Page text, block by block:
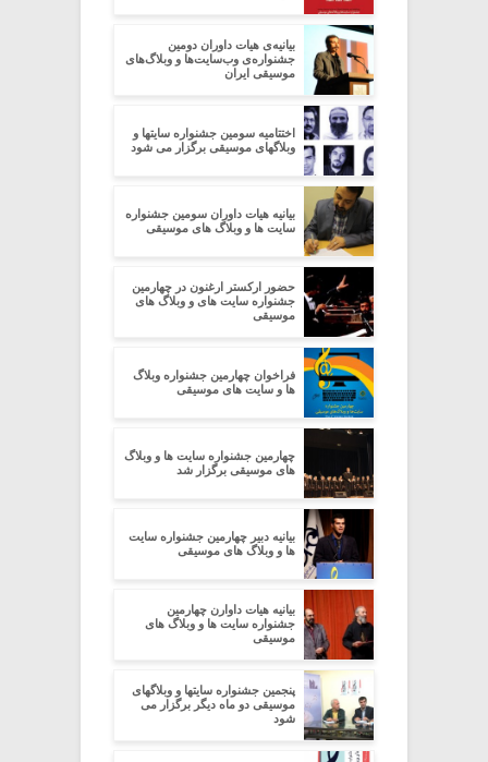
بیانیه‌ی هیات داوران دومین
جشنواره‌ی وب‌سایت‌ها و وبلاگ‌های
موسیقی ایران
اختتامیه سومین جشنواره سایتها و
وبلاگهای موسیقی برگزار می شود
بیانیه هیات داوران سومین جشنواره
سایت ها و وبلاگ های موسیقی
حضور ارکستر ارغنون در چهارمین
جشنواره سایت های و وبلاگ های
موسیقی
فراخوان چهارمین جشنواره وبلاگ
ها و سایت های موسیقی
چهارمین جشنواره سایت ها و وبلاگ
های موسیقی برگزار شد
بیانیه دبیر چهارمین جشنواره سایت
ها و وبلاگ های موسیقی
بیانیه هیات داوارن چهارمین
جشنواره سایت ها و وبلاگ های
موسیقی
پنجمین جشنواره سایتها و وبلاگهای
موسیقی دو ماه دیگر برگزار می
شود